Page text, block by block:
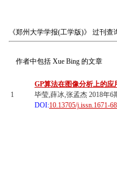
《郑州大学学报(工学版)》 过刊查
作者中包括 Xue Bing 的文章
1
GP算法在图像分析上的应
毕莹,薛冰,张孟杰 2018年6
DOI:10.13705/j.issn.1671-